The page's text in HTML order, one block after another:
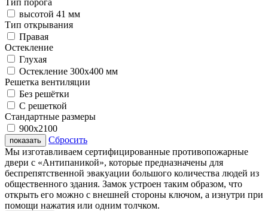
высотой 41 мм
Тип открывания
Правая
Остекление
Глухая
Остекление 300х400 мм
Решетка вентиляции
Без решётки
С решеткой
Стандартные размеры
900х2100
показать
Сбросить
Мы изготавливаем сертифицированные противопожарные
двери с «Антипаникой», которые предназначены для
беспрепятственной эвакуации большого количества людей из
общественного здания. Замок устроен таким образом, что
открыть его можно с внешней стороны ключом, а изнутри при
помощи нажатия или одним толчком.